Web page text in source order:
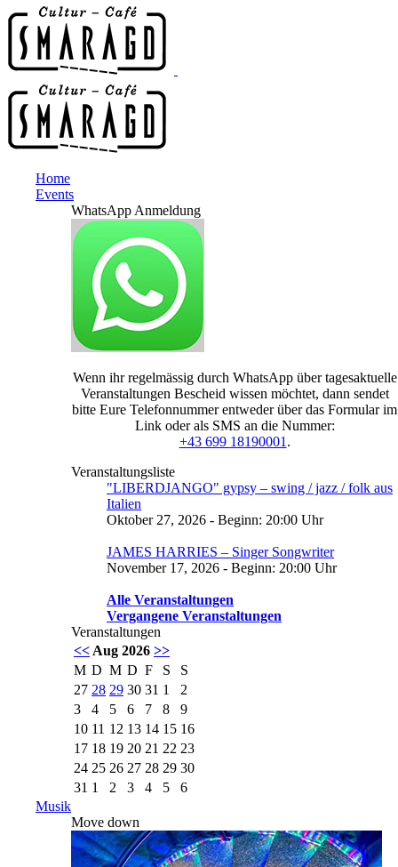
Home
Events
WhatsApp Anmeldung
Wenn ihr regelmässig durch WhatsApp über tagesaktuelle
Veranstaltungen Bescheid wissen möchtet, dann sendet
bitte Eure Telefonnummer entweder über das Formular im
Link oder als SMS an die Nummer:
+43 699 18190001 .
Veranstaltungsliste
"LIBERDJANGO" gypsy – swing / jazz / folk aus
Italien
Oktober 27, 2026 - Beginn: 20:00 Uhr
JAMES HARRIES – Singer Songwriter
November 17, 2026 - Beginn: 20:00 Uhr
Alle Veranstaltungen
Vergangene Veranstaltungen
Veranstaltungen
<< Aug 2026 >>
M D M D F S
S
27 28 29 30 31 1
2
3
4 5 6 7 8
9
10 11 12 13 14 15 16
17 18 19 20 21 22 23
24 25 26 27 28 29 30
31 1 2 3 4 5
6
Musik
Move down